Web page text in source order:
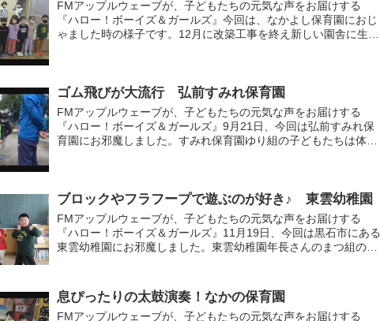
FMアップルウェーブが、子どもたちの元気な声をお届けする
『ハロー！ボーイズ＆ガールズ』今回は、なかよし保育園におじ
ゃました時の様子です。12月に改築工事を終え新しい園舎に生ま
ゴム飛びが大流行 弘前すみれ保育園
FMアップルウェーブが、子どもたちの元気な声をお届けする
『ハロー！ボーイズ＆ガールズ』9月21日、今回は弘前すみれ保
育園にお邪魔しました。すみれ保育園ゆり組の子どもたちは体を
ブロックやフラフープで遊ぶのが好き♪ 東雲幼稚園
FMアップルウェーブが、子どもたちの元気な声をお届けする
『ハロー！ボーイズ＆ガールズ』11月19日、今回は黒石市にある
東雲幼稚園にお邪魔しました。東雲幼稚園年長さんのまつ組の子
息ぴったりの太鼓演奏！なかの保育園
FMアップルウェーブが、子どもたちの元気な声をお届けする